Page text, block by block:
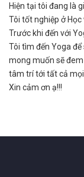
Hiện tại tôi đang là
Tôi tốt nghiệp ở Học
Trước khi đến với
Tôi tìm đến Yoga
mong muốn sẽ
tâm trí tới tất cả mọi
Xin cảm ơn ạ!!!